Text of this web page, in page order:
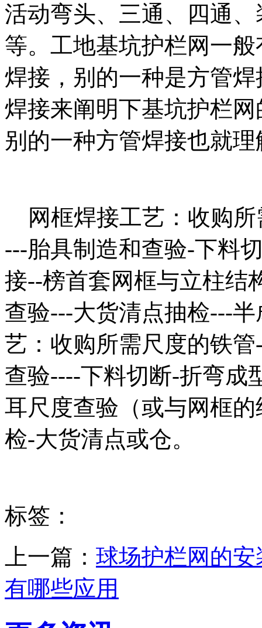
活动弯头、三通、四通
等。工地基坑护栏网一
焊接，别的一种是方管
焊接来阐明下基坑护栏
别的一种方管焊接也就理
网框焊接工艺：收购所
---胎具制造和查验-下料
接--榜首套网框与立柱结
查验---大货清点抽检---
艺：收购所需尺度的铁
查验----下料切断-折弯成
耳尺度查验（或与网框
检-大货清点或仓。
标签：
上一篇： 球场护栏网的安
有哪些应用